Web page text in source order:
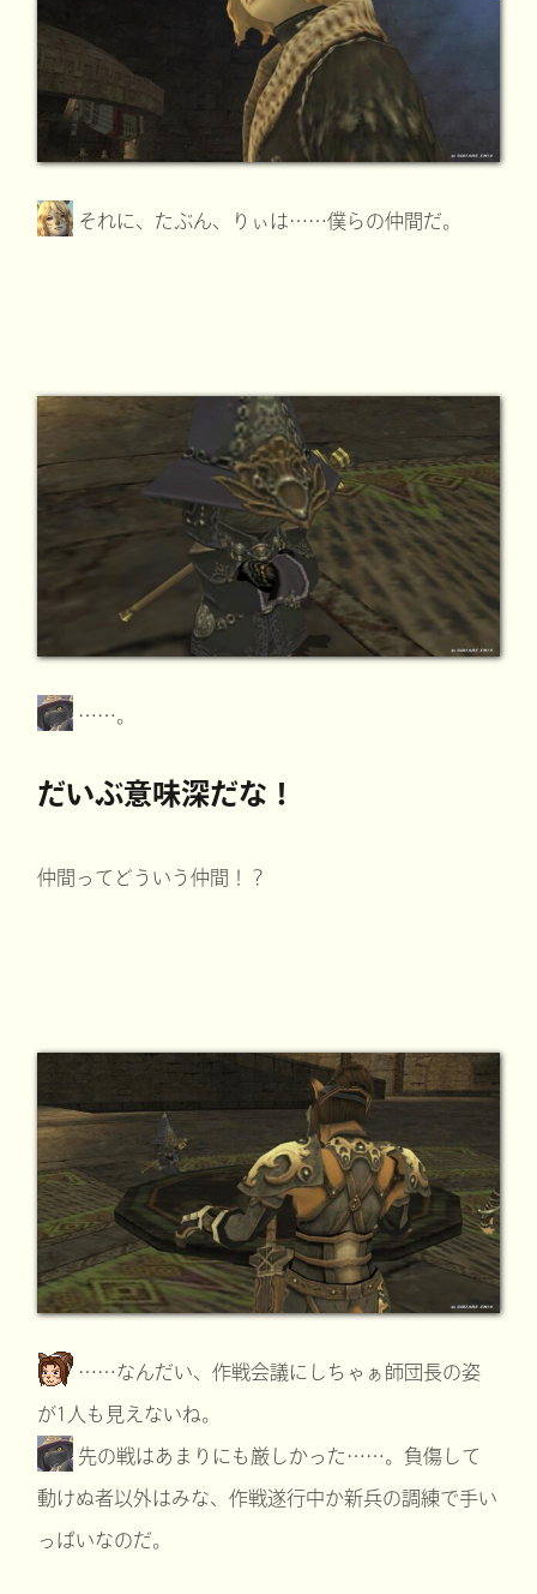
それに、たぶん、りぃは……僕らの仲間だ。
……。
だいぶ意味深だな！
仲間ってどういう仲間！？
……なんだい、作戦会議にしちゃぁ師団長の姿
が1人も見えないね。
先の戦はあまりにも厳しかった……。負傷して
動けぬ者以外はみな、作戦遂行中か新兵の調練で手い
っぱいなのだ。